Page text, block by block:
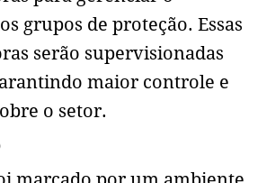
grupos de proteção. Essas
serão supervisionadas
maior controle e
o setor.